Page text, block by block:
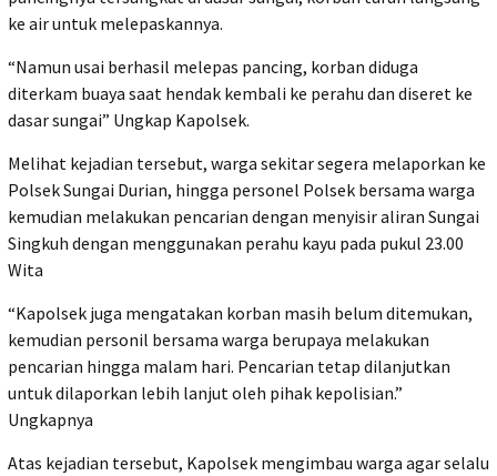
ke air untuk melepaskannya.
“Namun usai berhasil melepas pancing, korban diduga
diterkam buaya saat hendak kembali ke perahu dan diseret ke
dasar sungai” Ungkap Kapolsek.
Melihat kejadian tersebut, warga sekitar segera melaporkan ke
Polsek Sungai Durian, hingga personel Polsek bersama warga
kemudian melakukan pencarian dengan menyisir aliran Sungai
Singkuh dengan menggunakan perahu kayu pada pukul 23.00
Wita
“Kapolsek juga mengatakan korban masih belum ditemukan,
kemudian personil bersama warga berupaya melakukan
pencarian hingga malam hari. Pencarian tetap dilanjutkan
untuk dilaporkan lebih lanjut oleh pihak kepolisian.”
Ungkapnya
Atas kejadian tersebut, Kapolsek mengimbau warga agar selalu